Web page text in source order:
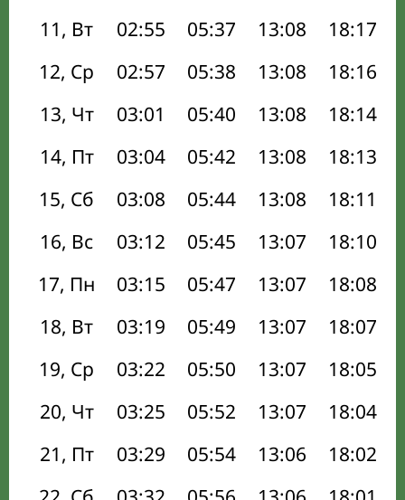
11, Вт
02:55 05:37 13:08 18:17
12, Ср
02:57 05:38 13:08 18:16
13, Чт
03:01 05:40 13:08 18:14
14, Пт
03:04 05:42 13:08 18:13
15, Сб
03:08 05:44 13:08 18:11
16, Вс
03:12 05:45 13:07 18:10
17, Пн
03:15 05:47 13:07 18:08
18, Вт
03:19 05:49 13:07 18:07
19, Ср
03:22 05:50 13:07 18:05
20, Чт
03:25 05:52 13:07 18:04
21, Пт
03:29 05:54 13:06 18:02